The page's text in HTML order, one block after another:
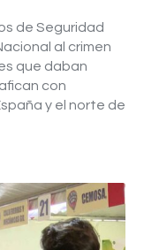
de Seguridad
al crimen
que daban
con
y el norte de